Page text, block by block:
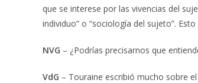
que se interese por las vivencias del
individuo” o “sociología del sujeto”.
NVG – ¿Podrías precisarnos que
VdG – Touraine escribió mucho sobre